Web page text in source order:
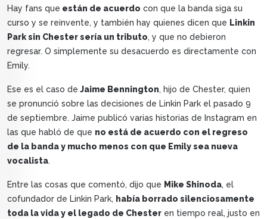
Hay fans que están de acuerdo con que la banda siga su
curso y se reinvente, y también hay quienes dicen que Linkin
Park sin Chester sería un tributo, y que no debieron
regresar. O simplemente su desacuerdo es directamente con
Emily.
Ese es el caso de Jaime Bennington, hijo de Chester, quien
se pronunció sobre las decisiones de Linkin Park el pasado 9
de septiembre. Jaime publicó varias historias de Instagram en
las que habló de que no está de acuerdo con el regreso
de la banda y mucho menos con que Emily sea nueva
vocalista.
Entre las cosas que comentó, dijo que Mike Shinoda, el
cofundador de Linkin Park, había borrado silenciosamente
toda la vida y el legado de Chester en tiempo real, justo en